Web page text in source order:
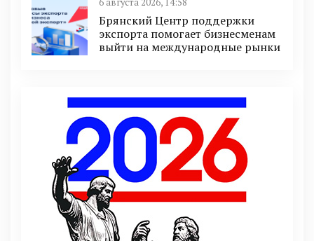
6 августа 2026, 14:58
Брянский Центр поддержки
экспорта помогает бизнесменам
выйти на международные рынки